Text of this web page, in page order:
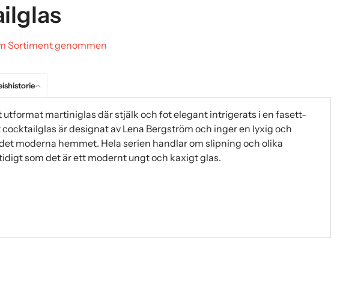
Sortiment genommen
utformat martiniglas där stjälk och fot elegant intrigerats i en fasett-
är designat av Lena Bergström och inger en lyxig och
moderna hemmet. Hela serien handlar om slipning och olika
som det är ett modernt ungt och kaxigt glas.